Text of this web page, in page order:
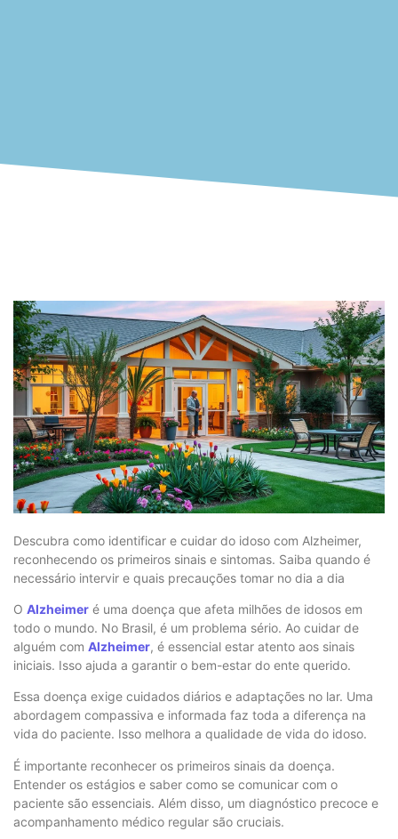
Descubra como identificar e cuidar do idoso com Alzheimer,
reconhecendo os primeiros sinais e sintomas. Saiba quando é
necessário intervir e quais precauções tomar no dia a dia
O Alzheimer é uma doença que afeta milhões de idosos em
todo o mundo. No Brasil, é um problema sério. Ao cuidar de
alguém com Alzheimer, é essencial estar atento aos sinais
iniciais. Isso ajuda a garantir o bem-estar do ente querido.
Essa doença exige cuidados diários e adaptações no lar. Uma
abordagem compassiva e informada faz toda a diferença na
vida do paciente. Isso melhora a qualidade de vida do idoso.
É importante reconhecer os primeiros sinais da doença.
Entender os estágios e saber como se comunicar com o
paciente são essenciais. Além disso, um diagnóstico precoce e
acompanhamento médico regular são cruciais.